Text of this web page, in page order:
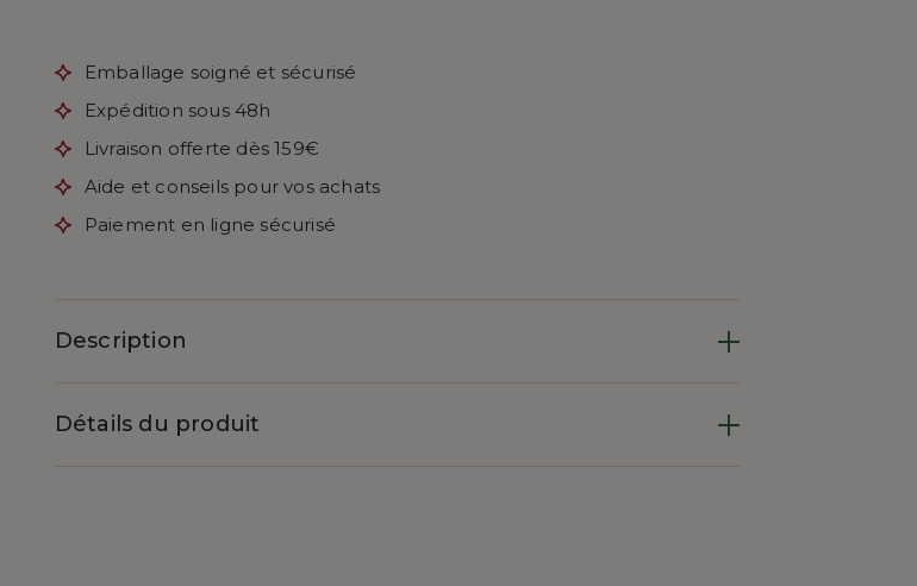
Emballage soigné et sécurisé
Expédition sous 48h
Livraison offerte dès 159€
Aide et conseils pour vos achats
Paiement en ligne sécurisé
Description
Détails du produit